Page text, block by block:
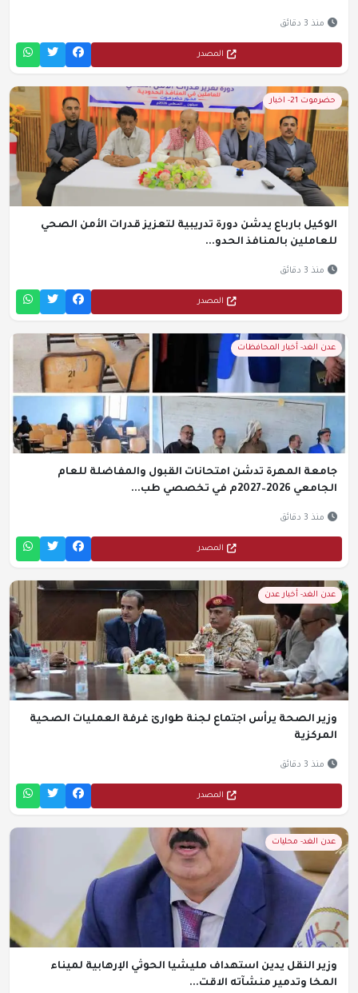
منذ 3 دقائق
المصدر
حضرموت 21- اخبار
الوكيل بارباع يدشن دورة تدريبية لتعزيز قدرات الأمن الصحي
للعاملين بالمنافذ الحدو...
منذ 3 دقائق
المصدر
عدن الغد- أخبار المحافظات
جامعة المهرة تدشن امتحانات القبول والمفاضلة للعام
الجامعي 2026–2027م في تخصصي طب...
منذ 3 دقائق
المصدر
عدن الغد- أخبار عدن
وزير الصحة يرأس اجتماع لجنة طوارئ غرفة العمليات الصحية
المركزية
منذ 3 دقائق
المصدر
عدن الغد- محليات
وزير النقل يدين استهداف مليشيا الحوثي الإرهابية لميناء
المخا وتدمير منشآته الاقت...